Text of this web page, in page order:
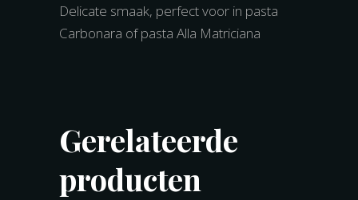
Delicate smaak, perfect voor in pasta
Carbonara of pasta Alla Matriciana
Gerelateerde
producten